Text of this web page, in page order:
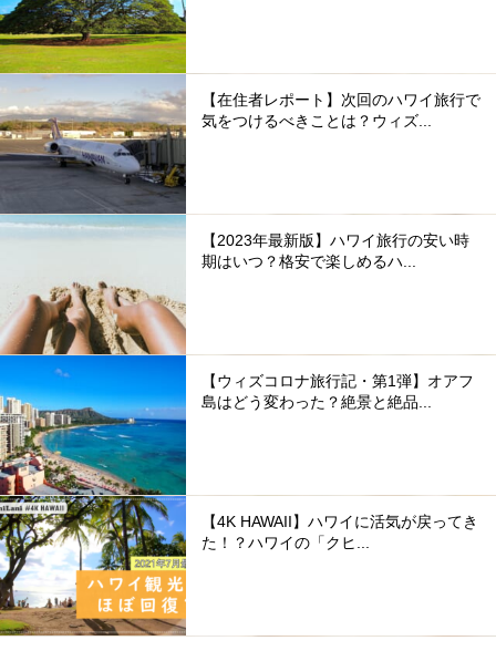
【在住者レポート】次回のハワイ旅行で
気をつけるべきことは？ウィズ...
【2023年最新版】ハワイ旅行の安い時
期はいつ？格安で楽しめるハ...
【ウィズコロナ旅行記・第1弾】オアフ
島はどう変わった？絶景と絶品...
【4K HAWAII】ハワイに活気が戻ってき
た！？ハワイの「クヒ...